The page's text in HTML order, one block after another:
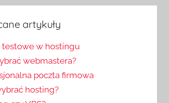
artykuły
testowe w hostingu
webmastera?
poczta firmowa
hosting?